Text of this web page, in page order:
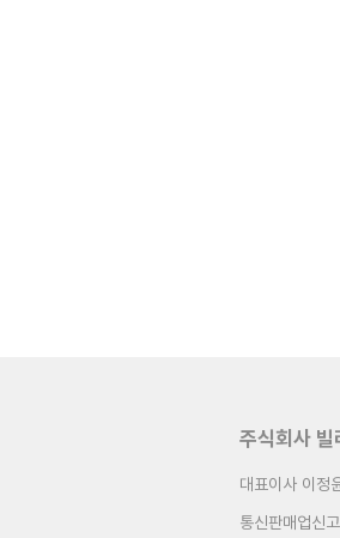
주식회사 빌
대표이사 이정
통신판매업신